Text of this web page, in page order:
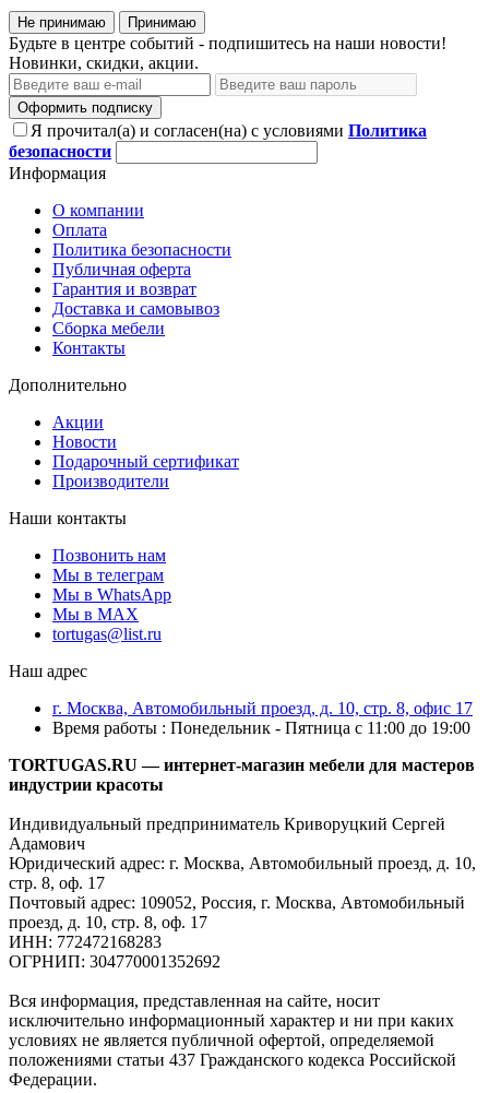
Не принимаю Принимаю
Будьте в центре событий - подпишитесь на наши новости!
Новинки, скидки, акции.
Оформить подписку
Я прочитал(а) и согласен(на) с условиями Политика
безопасности
Информация
О компании
Оплата
Политика безопасности
Публичная оферта
Гарантия и возврат
Доставка и самовывоз
Сборка мебели
Контакты
Дополнительно
Акции
Новости
Подарочный сертификат
Производители
Наши контакты
Позвонить нам
Мы в телеграм
Мы в WhatsApp
Мы в MAX
tortugas@list.ru
Наш адрес
г. Москва, Автомобильный проезд, д. 10, стр. 8, офис 17
Время работы : Понедельник - Пятница с 11:00 до 19:00
TORTUGAS.RU — интернет-магазин мебели для мастеров
индустрии красоты
Индивидуальный предприниматель Криворуцкий Сергей
Адамович
Юридический адрес: г. Москва, Автомобильный проезд, д. 10,
стр. 8, оф. 17
Почтовый адрес: 109052, Россия, г. Москва, Автомобильный
проезд, д. 10, стр. 8, оф. 17
ИНН: 772472168283
ОГРНИП: 304770001352692
Вся информация, представленная на сайте, носит
исключительно информационный характер и ни при каких
условиях не является публичной офертой, определяемой
положениями статьи 437 Гражданского кодекса Российской
Федерации.